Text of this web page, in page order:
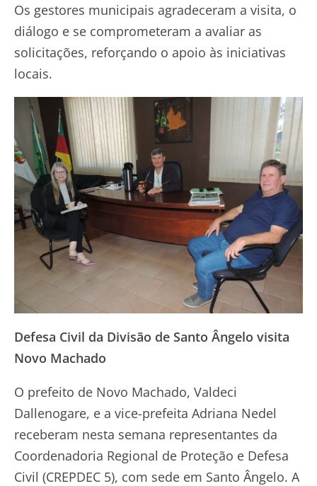
Os gestores municipais agradeceram a visita, o
diálogo e se comprometeram a avaliar as
solicitações, reforçando o apoio às iniciativas
locais.
Defesa Civil da Divisão de Santo Ângelo visita
Novo Machado
O prefeito de Novo Machado, Valdeci
Dallenogare, e a vice-prefeita Adriana Nedel
receberam nesta semana representantes da
Coordenadoria Regional de Proteção e Defesa
Civil (CREPDEC 5), com sede em Santo Ângelo. A